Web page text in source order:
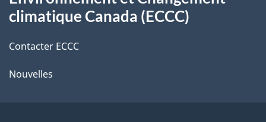
d
e
l
r
r
propos
ce
site
climatique Canada (ECCC)
Contacter ECCC
Nouvelles